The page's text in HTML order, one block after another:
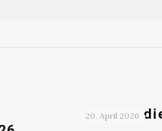
20. April 2026
Start in